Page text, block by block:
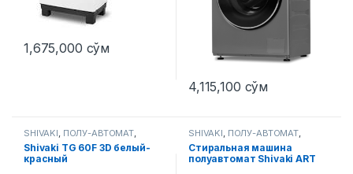
1,675,000 сўм
4,115,100 сўм
SHIVAKI, ПОЛУ-АВТОМАТ,
Стиральные машины
Shivaki TG 60F 3D белый-
красный
SHIVAKI, ПОЛУ-АВТОМАТ,
Стиральные машины
Стиральная машина
полуавтомат Shivaki ART